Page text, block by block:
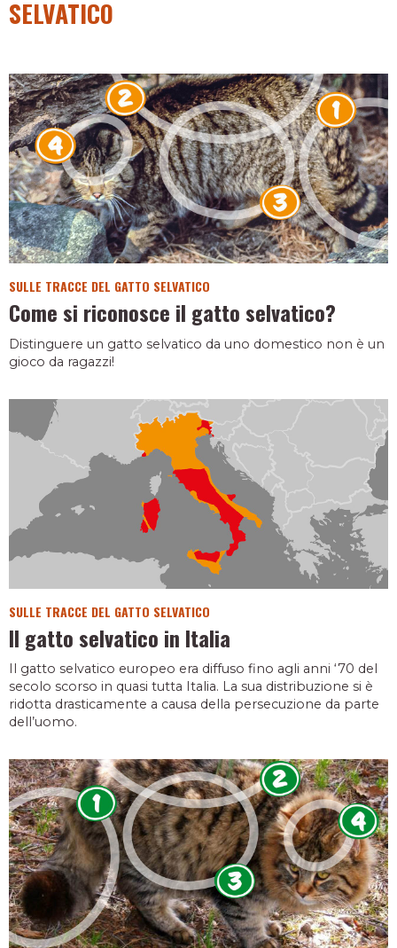
SELVATICO
SULLE TRACCE DEL GATTO SELVATICO
Come si riconosce il gatto selvatico?
Distinguere un gatto selvatico da uno domestico non è un
gioco da ragazzi!
SULLE TRACCE DEL GATTO SELVATICO
Il gatto selvatico in Italia
Il gatto selvatico europeo era diffuso fino agli anni ‘70 del
secolo scorso in quasi tutta Italia. La sua distribuzione si è
ridotta drasticamente a causa della persecuzione da parte
dell’uomo.